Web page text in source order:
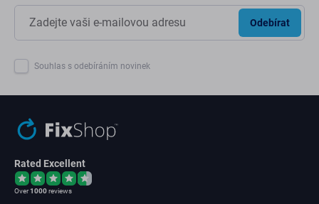
Odebírat
Souhlas s odebíráním novinek
Rated Excellent
Over1000reviews